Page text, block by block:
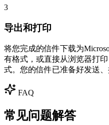
3
导出和打印
将您完成的信件下载为
有格式，或直接从浏览器打
式。您的信件已准备好发送、
FAQ
常见问题解答